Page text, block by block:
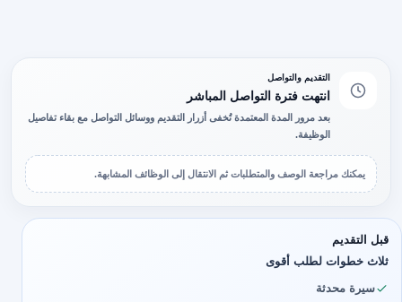
التقديم والتواصل
انتهت فترة التواصل المباشر
بعد مرور المدة المعتمدة تُخفى أزرار التقديم ووسائل التواصل مع بقاء تفاصيل
الوظيفة.
يمكنك مراجعة الوصف والمتطلبات ثم الانتقال إلى الوظائف المشابهة.
قبل التقديم
ثلاث خطوات لطلب أقوى
سيرة محدثة